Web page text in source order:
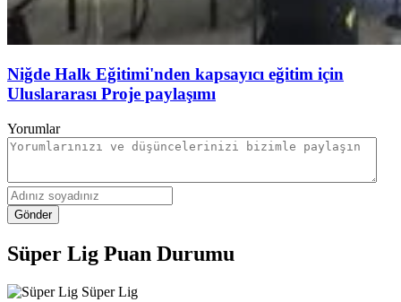
Niğde Halk Eğitimi'nden kapsayıcı eğitim için
Uluslararası Proje paylaşımı
Yorumlar
Gönder
Süper Lig Puan Durumu
Süper Lig